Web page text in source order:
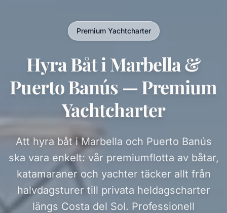
Premium Yachtcharter
Hyra Båt i Marbella &
Puerto Banús — Premium
Yachtcharter
Att hyra båt i Marbella och Puerto Banús
ska vara enkelt: vår premiumflotta av båtar,
katamaraner och yachter täcker allt från
halvdagsturer till privata heldagscharter
längs Costa del Sol. Professionell